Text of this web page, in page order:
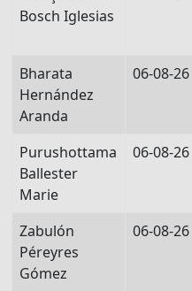
Bosch Iglesias
Bharata
Hernández
Aranda
06-08-26
Purushottama
Ballester
Marie
06-08-26
Zabulón
Péreyres
Gómez
06-08-26